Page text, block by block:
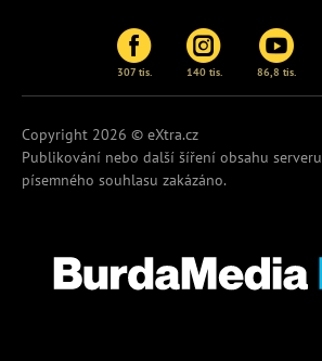
307 tis. 140 tis. 86,8 tis.
Copyright 2026 © eXtra.cz
Publikování nebo další šíření obsahu serveru
písemného souhlasu zakázáno.